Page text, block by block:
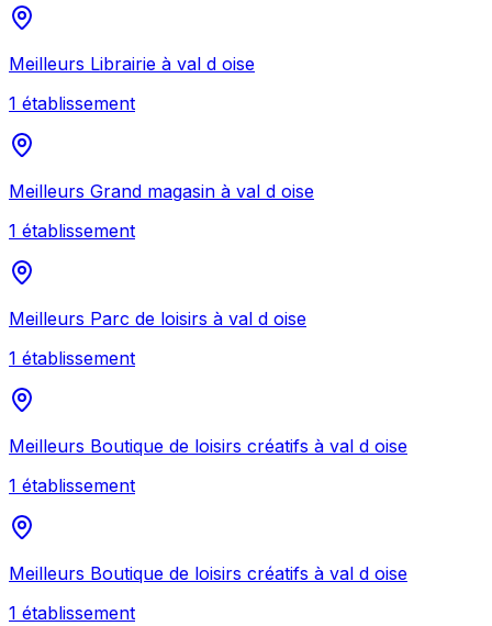
Meilleurs Librairie à val d oise
1 établissement
Meilleurs Grand magasin à val d oise
1 établissement
Meilleurs Parc de loisirs à val d oise
1 établissement
Meilleurs Boutique de loisirs créatifs à val d oise
1 établissement
Meilleurs Boutique de loisirs créatifs à val d oise
1 établissement